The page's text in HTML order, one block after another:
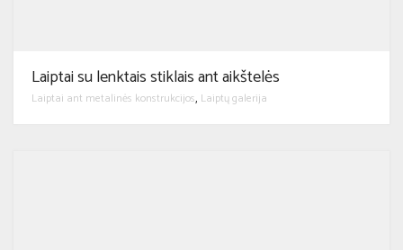
Laiptai su lenktais stiklais ant aikštelės
Laiptai ant metalinės konstrukcijos, Laiptų galerija